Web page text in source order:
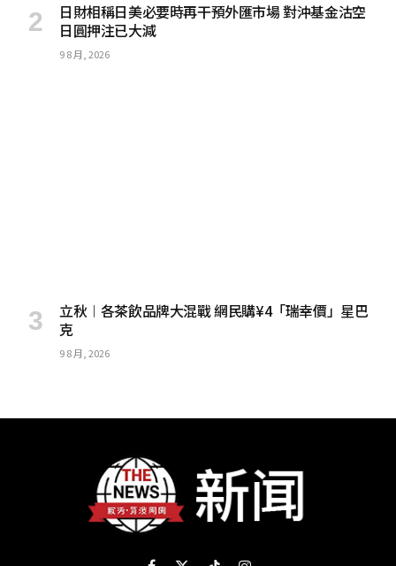
日財相稱日美必要時再干預外匯市場 對沖基金沽空
日圓押注已大減
9 8 月, 2026
立秋︱各茶飲品牌大混戰 網民購¥4「瑞幸價」星巴
克
9 8 月, 2026